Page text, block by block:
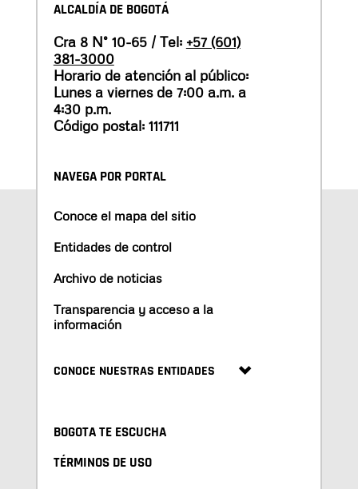
ALCALDÍA DE BOGOTÁ
Cra 8 N° 10-65 / Tel: +57 (601)
381-3000
Horario de atención al público:
Lunes a viernes de 7:00 a.m. a
4:30 p.m.
Código postal: 111711
NAVEGA POR PORTAL
Conoce el mapa del sitio
Entidades de control
Archivo de noticias
Transparencia y acceso a la
información
CONOCE NUESTRAS ENTIDADES
BOGOTA TE ESCUCHA
TÉRMINOS DE USO